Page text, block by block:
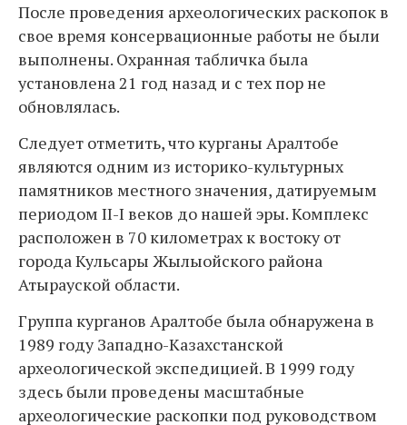
После проведения археологических раскопок в
свое время консервационные работы не были
выполнены. Охранная табличка была
установлена 21 год назад и с тех пор не
обновлялась.
Следует отметить, что курганы Аралтобе
являются одним из историко-культурных
памятников местного значения, датируемым
периодом II-I веков до нашей эры. Комплекс
расположен в 70 километрах к востоку от
города Кульсары Жылыойского района
Атырауской области.
Группа курганов Аралтобе была обнаружена в
1989 году Западно-Казахстанской
археологической экспедицией. В 1999 году
здесь были проведены масштабные
археологические раскопки под руководством